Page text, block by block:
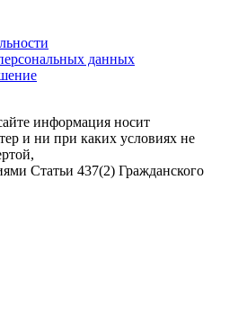
данных
информация носит
и ни при каких условиях не
Статьи 437(2) Гражданского